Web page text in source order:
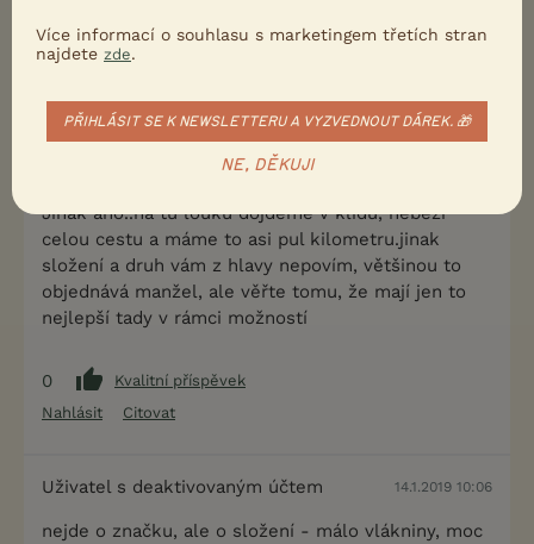
1
Kvalitní příspěvek
Jinak ano..na tu louku dojdeme v klidu, neběží
celou cestu a máme to asi pul kilometru.jinak
složení a druh vám z hlavy nepovím, většinou to
objednává manžel, ale věřte tomu, že mají jen to
nejlepší tady v rámci možností
0
Kvalitní příspěvek
Nahlásit
Citovat
Uživatel s deaktivovaným účtem 14.1.2019 10:06
nejde o značku, ale o složení - málo vlákniny, moc
Více informací o souhlasu s marketingem třetích stran
najdete zde.
PŘIHLÁSIT SE K NEWSLETTERU A VYZVEDNOUT DÁREK. 🎁
NE, DĚKUJI